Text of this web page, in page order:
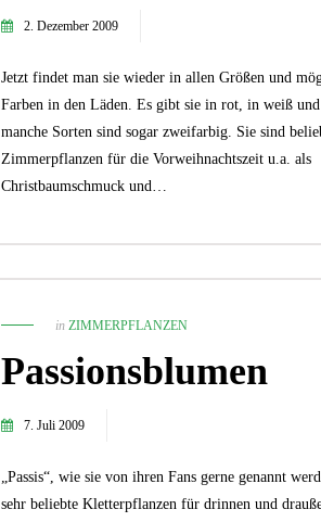
2. Dezember 2009
Jetzt findet man sie wieder in allen Größen und
Farben in den Läden. Es gibt sie in rot, in weiß
manche Sorten sind sogar zweifarbig. Sie sind
Zimmerpflanzen für die Vorweihnachtszeit u.a. als
Christbaumschmuck und…
in ZIMMERPFLANZEN
Passionsblumen
7. Juli 2009
„Passis“, wie sie von ihren Fans gerne genannt
sehr beliebte Kletterpflanzen für drinnen und
1. November 2021
Die 5 besten Zimmerpflanzen für
Pflanzenneulinge!
TIPPS UND IDEEN